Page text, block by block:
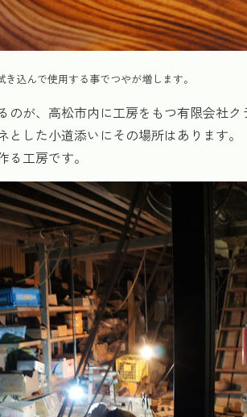
込んで使用する事でつやが増します。
が、高松市内に工房をもつ有限会社ク
した小道添いにその場所はあります。
工房です。